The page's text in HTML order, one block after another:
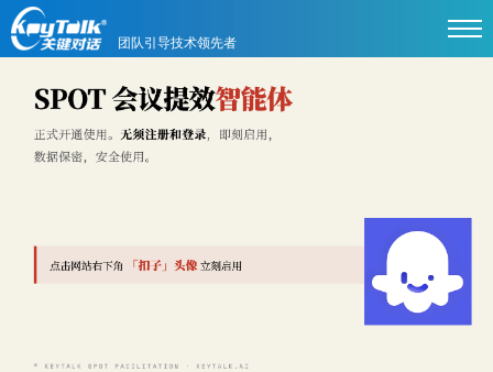
团队引导技术领先者